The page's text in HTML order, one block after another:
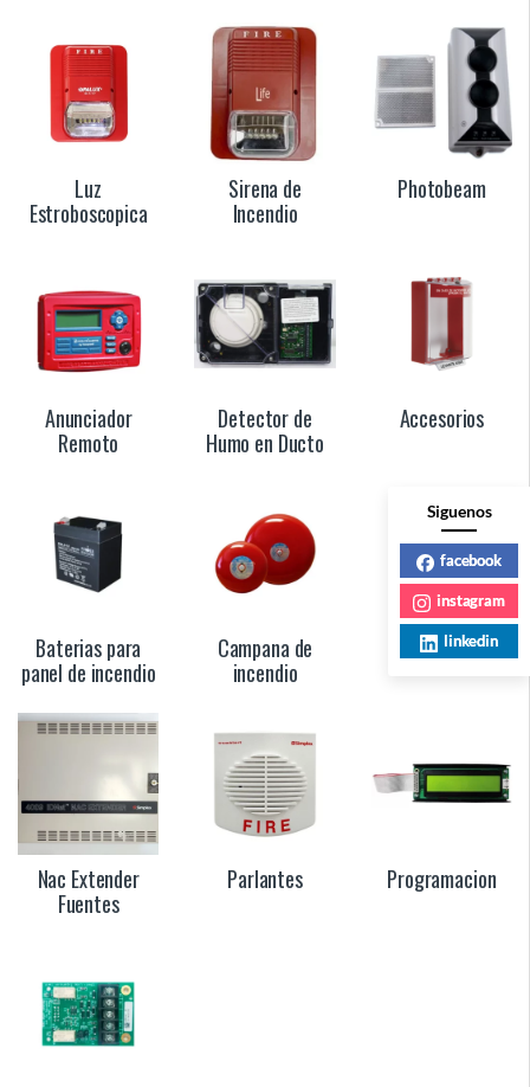
Luz
Estroboscopica
Sirena de
Incendio
Photobeam
Anunciador
Remoto
Detector de
Humo en Ducto
Accesorios
Baterias para
panel de incendio
Campana de
incendio
Modulos
Nac Extender
Fuentes
Parlantes Programacion
Siguenos
facebook
instagram
linkedin